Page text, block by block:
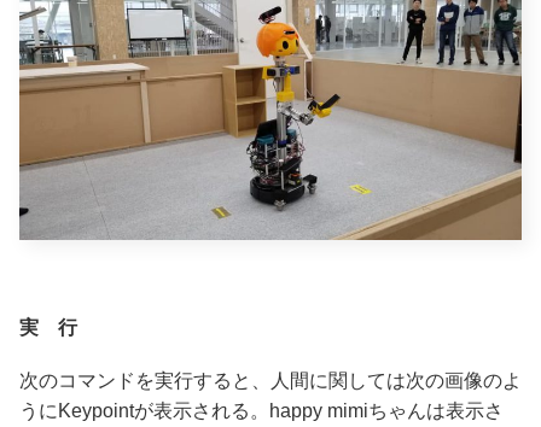
実 行
次のコマンドを実行すると、人間に関しては次の画像のよ
うにKeypointが表示される。happy mimiちゃんは表示さ